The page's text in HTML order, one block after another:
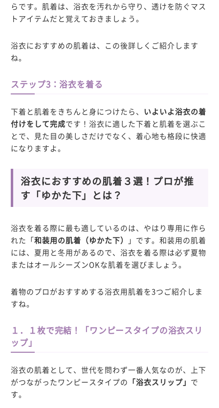
らです。肌着は、浴衣を汚れから守り、透けを防ぐマス
トアイテムだと覚えておきましょう。
浴衣におすすめの肌着は、この後詳しくご紹介します
ね。
ステップ3：浴衣を着る
下着と肌着をきちんと身につけたら、 いよいよ浴衣の着
付けをして完成です！浴衣に適した下着と肌着を選ぶこ
とで、見た目の美しさだけでなく、着心地も格段に快適
になりますよ。
浴衣におすすめの肌着３選！プロが推
す「ゆかた下」とは？
浴衣を着る際に最も適しているのは、やはり専用に作ら
れた「和装用の肌着（ゆかた下）
」です。和装用の肌着
には、夏用と冬用があるので、浴衣を着る際は必ず夏物
またはオールシーズンOKな肌着を選びましょう。
着物のプロがおすすめする浴衣用肌着を3つご紹介しま
すね。
１．１枚で完結！「ワンピースタイプの浴衣スリ
ップ」
浴衣の肌着として、世代を問わず一番人気なのが、上下
がつながったワンピースタイプの 「浴衣スリップ」 で
す。